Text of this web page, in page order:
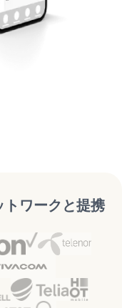
ワークと提携